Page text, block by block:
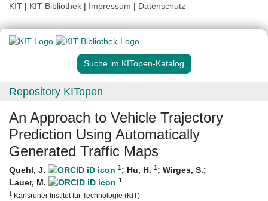
KIT | KIT-Bibliothek | Impressum | Datenschutz
Suche im KITopen-Katalog
Repository KITopen
An Approach to Vehicle Trajectory
Prediction Using Automatically
Generated Traffic Maps
Quehl, J. 1; Hu, H. 1; Wirges, S.;
Lauer, M.
1
1 Karlsruher Institut für Technologie (KIT)